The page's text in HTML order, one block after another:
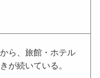
ら、旅館・ホテル
が続いている。